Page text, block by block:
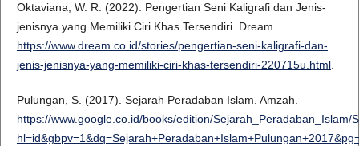
Oktaviana, W. R. (2022). Pengertian Seni Kaligrafi dan Jenis-
jenisnya yang Memiliki Ciri Khas Tersendiri. Dream.
https://www.dream.co.id/stories/pengertian-seni-kaligrafi-dan-
jenis-jenisnya-yang-memiliki-ciri-khas-tersendiri-220715u.html.
Pulungan, S. (2017). Sejarah Peradaban Islam. Amzah.
https://www.google.co.id/books/edition/Sejarah_Peradaban_Islam/